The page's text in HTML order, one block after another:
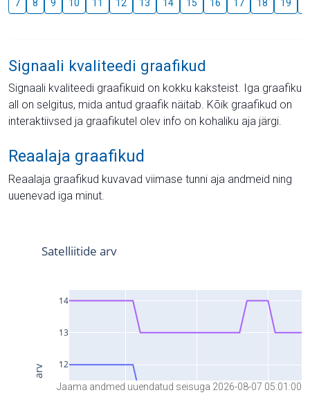
7 8 9 10 11 12 13 14 15 16 17 18 19
Signaali kvaliteedi graafikud
Signaali kvaliteedi graafikuid on kokku kaksteist. Iga graafiku
all on selgitus, mida antud graafik näitab. Kõik graafikud on
interaktiivsed ja graafikutel olev info on kohaliku aja järgi.
Reaalaja graafikud
Reaalaja graafikud kuvavad viimase tunni aja andmeid ning
uuenevad iga minut.
Jaama andmed uuendatud seisuga 2026-08-07 05:01:00